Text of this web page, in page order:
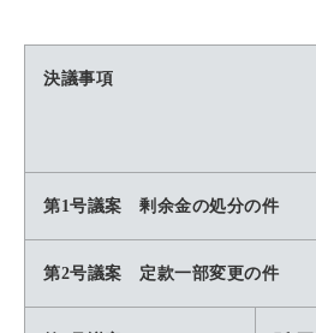
決議事項
第1号議案 剰余金の処分の件
第2号議案 定款一部変更の件